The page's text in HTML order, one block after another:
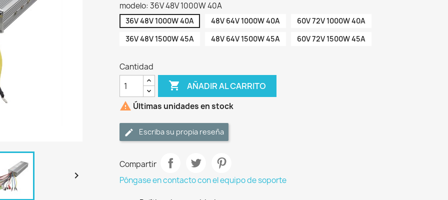

modelo: 36V 48V 1000W 40A
36V 48V 1000W 40A 48V 64V 1000W 40A
60V 72V 1000W 40A
36V 48V 1500W 45A
48V 64V 1500W 45A 60V 72V 1500W 45A
Cantidad
 AÑADIR AL CARRITO
 Últimas unidades en stock
Escriba su propia reseña
Compartir
Póngase en contacto con el equipo de soporte